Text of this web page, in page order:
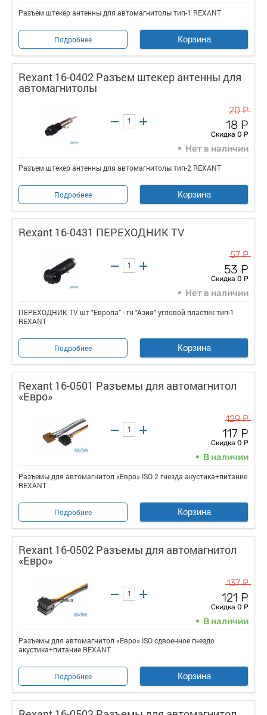
Разъем штекер антенны для автомагнитолы тип-1 REXANT
Подробнее Корзина
Rexant 16-0402 Разъем штекер антенны для
автомагнитолы
20 Р
18 Р
Скидка 0 Р
Нет в наличии
Разъем штекер антенны для автомагнитолы тип-2 REXANT
Подробнее Корзина
Rexant 16-0431 ПЕРЕХОДНИК TV
57 Р
53 Р
Скидка 0 Р
Нет в наличии
ПЕРЕХОДНИК TV шт "Европа" - гн "Азия" угловой пластик тип-1
REXANT
Подробнее Корзина
Rexant 16-0501 Разъемы для автомагнитол
«Евро»
129 Р
117 Р
Скидка 0 Р
В наличии
Разъемы для автомагнитол «Евро» ISO 2 гнезда акустика+питание
REXANT
Подробнее Корзина
Rexant 16-0502 Разъемы для автомагнитол
«Евро»
137 Р
121 Р
Скидка 0 Р
В наличии
Разъемы для автомагнитол «Евро» ISO сдвоенное гнездо
акустика+питание REXANT
Подробнее Корзина